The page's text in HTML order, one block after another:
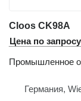
Cloos CK98A
Цена по запросу
Промышленное
Германия,